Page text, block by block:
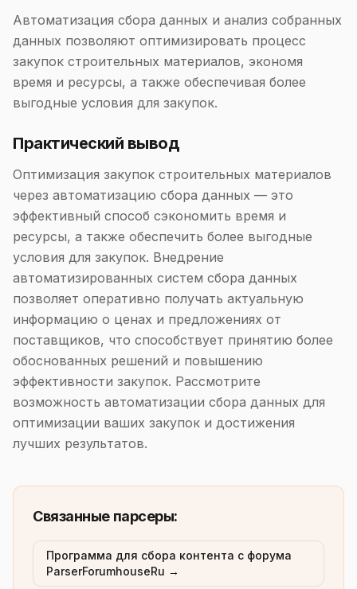
Автоматизация сбора данных и анализ собранных
данных позволяют оптимизировать процесс
закупок строительных материалов, экономя
время и ресурсы, а также обеспечивая более
выгодные условия для закупок.
Практический вывод
Оптимизация закупок строительных материалов
через автоматизацию сбора данных — это
эффективный способ сэкономить время и
ресурсы, а также обеспечить более выгодные
условия для закупок. Внедрение
автоматизированных систем сбора данных
позволяет оперативно получать актуальную
информацию о ценах и предложениях от
поставщиков, что способствует принятию более
обоснованных решений и повышению
эффективности закупок. Рассмотрите
возможность автоматизации сбора данных для
оптимизации ваших закупок и достижения
лучших результатов.
Связанные парсеры:
Программа для сбора контента с форума
ParserForumhouseRu →